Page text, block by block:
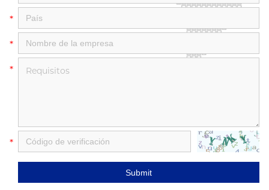
*
*
*
*
Submit